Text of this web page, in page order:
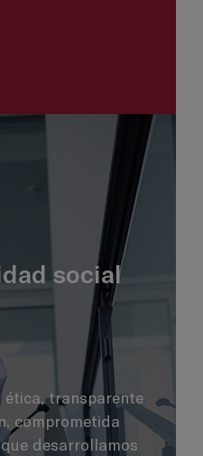
social
ética, transparente
comprometida
desarrollamos